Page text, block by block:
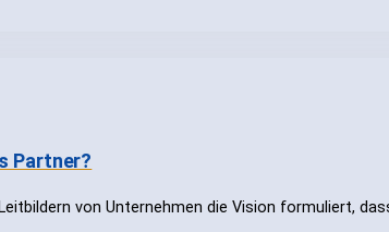
Partner?
von Unternehmen die Vision formuliert,